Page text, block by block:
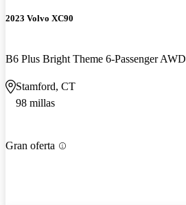
2023 Volvo XC90
B6 Plus Bright Theme 6-Passenger AWD
Stamford, CT
98 millas
Gran oferta